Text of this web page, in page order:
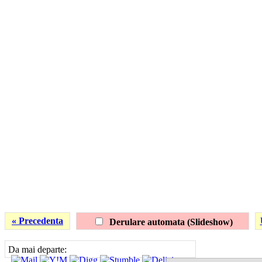
« Precedenta Derulare automata (Slideshow)
Da mai departe: